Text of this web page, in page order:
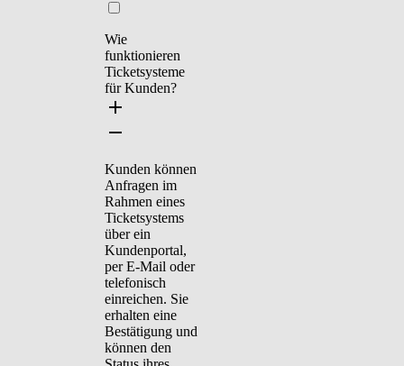
Wie
funktionieren
Ticketsysteme
für Kunden?
Kunden können
Anfragen im
Rahmen eines
Ticketsystems
über ein
Kundenportal,
per E-Mail oder
telefonisch
einreichen. Sie
erhalten eine
Bestätigung und
können den